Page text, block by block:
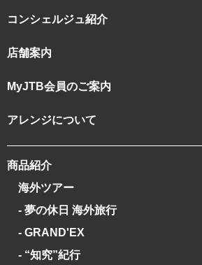
コンシェルジュ紹介
店舗案内
MyJTB会員のご案内
アレンジについて
商品紹介
海外ツアー
- 夢の休日 海外旅行
- GRAND'EX
- “知究”紀行